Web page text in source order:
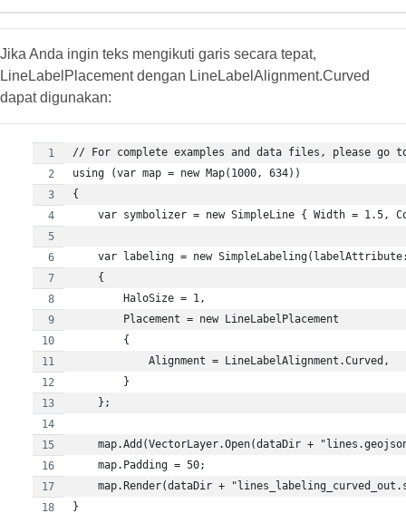
Jika Anda ingin teks mengikuti garis secara tepat,
LineLabelPlacement dengan LineLabelAlignment.Curved
dapat digunakan: